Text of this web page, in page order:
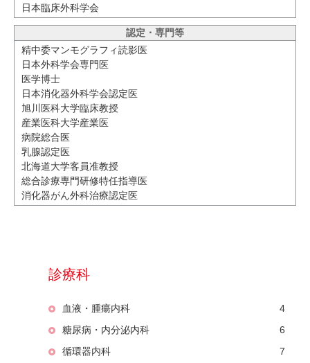
日本臨床外科学会
認定・専門等
精中委マンモグラフィ読影医
日本外科学会専門医
医学博士
日本消化器外科学会認定医
旭川医科大学臨床教授
産業医科大学産業医
病院総合医
乳腺認定医
北海道大学客員准教授
総合診療専門研修特任指導医
消化器がん外科治療認定医
診療科
血液・腫瘍内科
4
糖尿病・内分泌内科
6
循環器内科
7